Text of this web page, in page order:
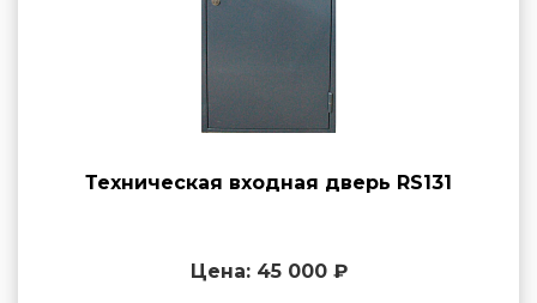
Техническая входная дверь RS131
Цена: 45 000 ₽